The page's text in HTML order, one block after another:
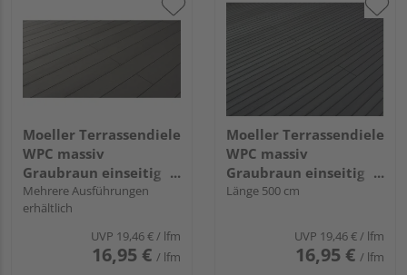
Moeller Terrassendiele
WPC massiv
Graubraun einseitig
glatt Terrafina massiv
- 21 x 146 mm
Mehrere Ausführungen
erhältlich
UVP 19,46 €/ lfm
16,95 € / lfm
Moeller Terrassendiele
WPC massiv
Graubraun einseitig
genutet Terrafina
Länge 500 cm
UVP 19,46 €/ lfm
16,95 € / lfm